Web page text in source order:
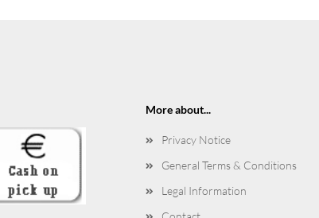
More about...
Privacy Notice
General Terms & Conditions
Legal Information